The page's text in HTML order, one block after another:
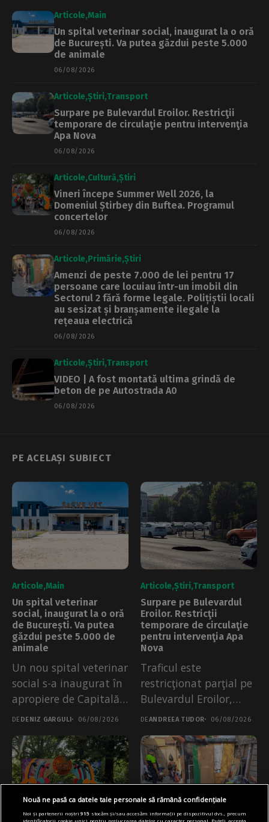
Articole Main
Un spital veterinar social, inaugurat la o oră
de București. Va putea găzdui peste 5.000
de animale
06/08/2026
Articole Știri Transport
Surpare pe Bulevardul Eroilor. Restricţii
temporare de circulaţie pentru intervenţia
Apa Nova
06/08/2026
Articole Cultură Știri
Vineri începe Summer Well 2026, la
Domeniul Știrbey din Buftea. Programul
concertelor
06/08/2026
Articole Primărie Știri
Amenzi de peste 7.000 de lei pentru 17
persoane care locuiau într-un imobil din
Sectorul 2 fără forme legale. Polițiștii locali
au sesizat și branșamente ilegale la
rețeaua electrică
06/08/2026
Articole Știri Transport
VIDEO | A fost montată ultima grindă de
beton de pe Autostrada A0
06/08/2026
PE ACELAȘI SUBIECT
Articole Main
Un spital veterinar
social, inaugurat la o oră
de București. Va putea
găzdui peste 5.000 de
animale
Un nou spital veterinar
social s-a inaugurat în
apropiere de Capitală,
de...
DE DENIZ GARGULI 06/08/2026
Articole Știri Transport
Surpare pe Bulevardul
Eroilor. Restricţii
temporare de circulaţie
pentru intervenţia Apa
Nova
Traficul este
restricţionat parţial pe
Bulevardul Eroilor,
după o surpare a
DEANDREEA TUDOR 06/08/2026
Nouă ne pasă ca datele tale personale să rămână confidențiale
Noi și partenerii noștri915 stocăm și/sau accesăm informații pe dispozitivul dvs., precum
identificatorii cookie unici pentru prelucrarea datelor cu caracter personal. Puteți accepta